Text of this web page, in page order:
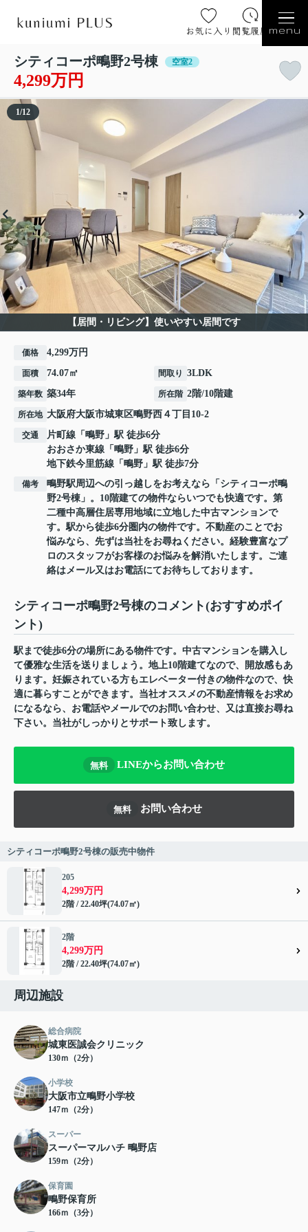
お気に入り 閲覧履歴 menu
シティコーポ鴫野2号棟 空室2
4,299万円
【居間・リビング】使いやすい居間です
1/12
価格 4,299万円
面積 74.07㎡ 間取り 3LDK
築年数 築34年 所在階 2階/10階建
所在地 大阪府大阪市城東区鴫野西 ４丁目10-2
交通 片町線 「 鴫野 」駅 徒歩6分
おおさか東線 「 鴫野 」駅 徒歩6分
地下鉄今里筋線 「 鴫野 」駅 徒歩7分
備考
鴫野駅周辺への引っ越しをお考えなら「シティコーポ鴫
野2号棟」。10階建ての物件ならいつでも快適です。第
二種中高層住居専用地域に立地した中古マンションで
す。駅から徒歩6分圏内の物件です。不動産のことでお
悩みなら、先ずは当社をお尋ねください。経験豊富なプ
ロのスタッフがお客様のお悩みを解消いたします。ご連
絡はメール又はお電話にてお待ちしております。
シティコーポ鴫野2号棟のコメント(おすすめポイ
ント)
駅まで徒歩6分の場所にある物件です。中古マンションを購入し
て優雅な生活を送りましょう。地上10階建てなので、開放感もあ
ります。妊娠されている方もエレベーター付きの物件なので、快
適に暮らすことができます。当社オススメの不動産情報をお求め
になるなら、お電話やメールでのお問い合わせ、又は直接お尋ね
下さい。当社がしっかりとサポート致します。
無料 LINEからお問い合わせ
無料 お問い合わせ
シティコーポ鴫野2号棟の販売中物件
205
4,299万円
2階 / 22.40坪(74.07㎡)
2階
4,299万円
2階 / 22.40坪(74.07㎡)
周辺施設
総合病院
城東医誠会クリニック
130ｍ（2分）
小学校
大阪市立鴫野小学校
147ｍ（2分）
スーパー
スーパーマルハチ 鴫野店
159ｍ（2分）
保育園
鴫野保育所
166ｍ（3分）